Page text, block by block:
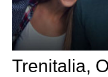
Trenitalia,